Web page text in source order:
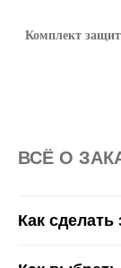
Комплект
ВСË О
Как сделать